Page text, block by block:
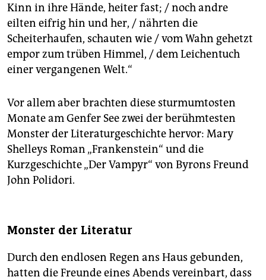
Kinn in ihre Hände, heiter fast; / noch andre
eilten eifrig hin und her, / nährten die
Scheiterhaufen, schauten wie / vom Wahn gehetzt
empor zum trüben Himmel, / dem Leichentuch
einer vergangenen Welt.“
Vor allem aber brachten diese sturmumtosten
Monate am Genfer See zwei der berühmtesten
Monster der Literaturgeschichte hervor: Mary
Shelleys Roman „Frankenstein“ und die
Kurzgeschichte „Der Vampyr“ von Byrons Freund
John Polidori.
Monster der Literatur
Durch den endlosen Regen ans Haus gebunden,
hatten die Freunde eines Abends vereinbart, dass